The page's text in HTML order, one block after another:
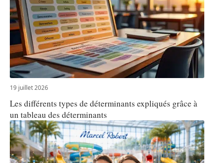
19 juillet 2026
Les différents types de déterminants expliqués grâce à
un tableau des déterminants